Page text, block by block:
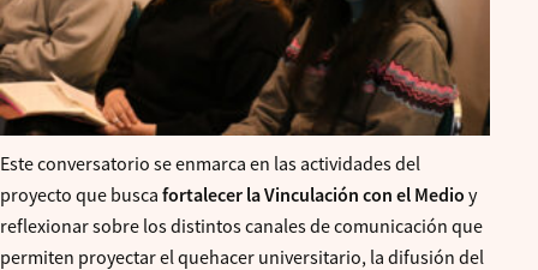
Este conversatorio se enmarca en las actividades del
proyecto que busca fortalecer la Vinculación con el Medio y
reflexionar sobre los distintos canales de comunicación que
permiten proyectar el quehacer universitario, la difusión del